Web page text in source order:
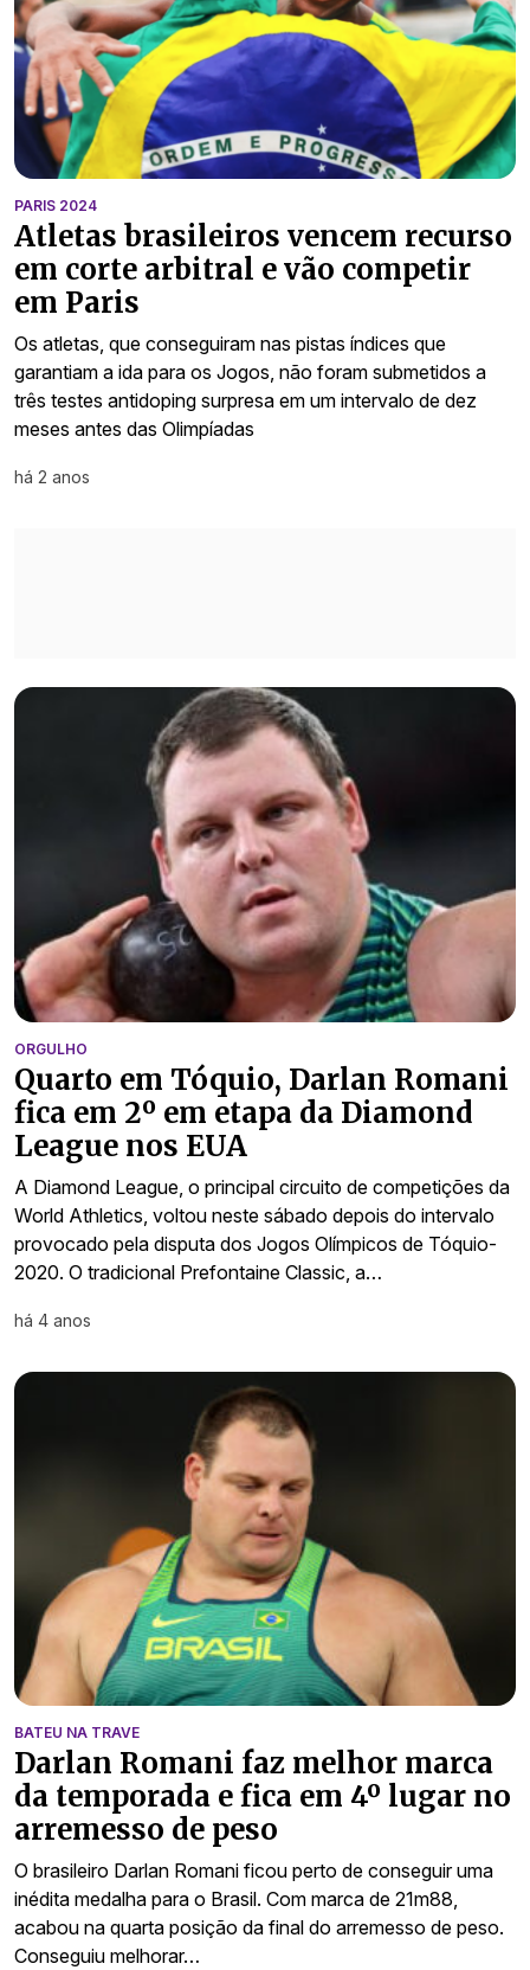
PARIS 2024
Atletas brasileiros vencem recurso
em corte arbitral e vão competir
em Paris
Os atletas, que conseguiram nas pistas índices que
garantiam a ida para os Jogos, não foram submetidos a
três testes antidoping surpresa em um intervalo de dez
meses antes das Olimpíadas
há 2 anos
ORGULHO
Quarto em Tóquio, Darlan Romani
fica em 2º em etapa da Diamond
League nos EUA
A Diamond League, o principal circuito de competições da
World Athletics, voltou neste sábado depois do intervalo
provocado pela disputa dos Jogos Olímpicos de Tóquio-
2020. O tradicional Prefontaine Classic, a…
há 4 anos
BATEU NA TRAVE
Darlan Romani faz melhor marca
da temporada e fica em 4º lugar no
arremesso de peso
O brasileiro Darlan Romani ficou perto de conseguir uma
inédita medalha para o Brasil. Com marca de 21m88,
acabou na quarta posição da final do arremesso de peso.
Conseguiu melhorar…